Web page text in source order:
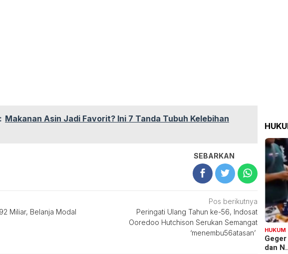
Makanan Asin Jadi Favorit? Ini 7 Tanda Tubuh Kelebihan
SEBARKAN
Miliar, Belanja Modal
Pos berikutnya
Peringati Ulang Tahun ke-56, Indosat
Ooredoo Hutchison Serukan Semangat
‘menembu56atasan’
HUKUM
dan